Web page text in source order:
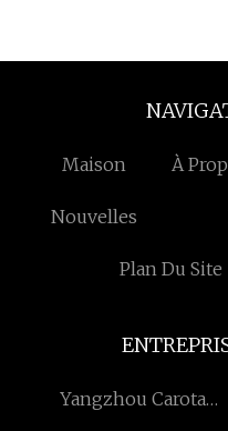
Maison À
Nouvelles
Plan Du Site
Yangzhou Carota